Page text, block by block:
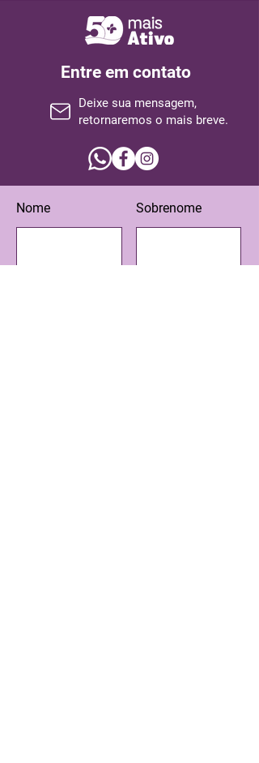
Entre em contato
Deixe sua mensagem,
retornaremos o mais breve.
Nome Sobrenome